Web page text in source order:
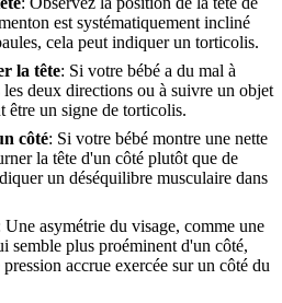
est systématiquement incliné
cela peut indiquer un torticolis.
la tête: Si votre bébé a du mal à
les deux directions ou à suivre un objet
être un signe de torticolis.
côté: Si votre bébé montre une nette
la tête d'un côté plutôt que de
un déséquilibre musculaire dans
Une asymétrie du visage, comme une
plus proéminent d'un côté,
accrue exercée sur un côté du